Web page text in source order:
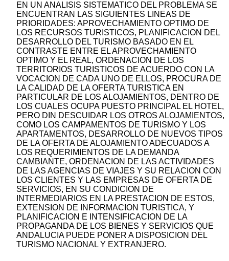
EN UN ANALISIS SISTEMATICO DEL PROBLEMA SE
ENCUENTRAN LAS SIGUIENTES LINEAS DE
PRIORIDADES: APROVECHAMIENTO OPTIMO DE
LOS RECURSOS TURISTICOS, PLANIFICACION DEL
DESARROLLO DEL TURISMO BASADO EN EL
CONTRASTE ENTRE EL APROVECHAMIENTO
OPTIMO Y EL REAL, ORDENACION DE LOS
TERRITORIOS TURISTICOS DE ACUERDO CON LA
VOCACION DE CADA UNO DE ELLOS, PROCURA DE
LA CALIDAD DE LA OFERTA TURISTICA EN
PARTICULAR DE LOS ALOJAMIENTOS, DENTRO DE
LOS CUALES OCUPA PUESTO PRINCIPAL EL HOTEL,
PERO DIN DESCUIDAR LOS OTROS ALOJAMIENTOS,
COMO LOS CAMPAMENTOS DE TURISMO Y LOS
APARTAMENTOS, DESARROLLO DE NUEVOS TIPOS
DE LA OFERTA DE ALOJAMIENTO ADECUADOS A
LOS REQUERIMIENTOS DE LA DEMANDA
CAMBIANTE, ORDENACION DE LAS ACTIVIDADES
DE LAS AGENCIAS DE VIAJES Y SU RELACION CON
LOS CLIENTES Y LAS EMPRESAS DE OFERTA DE
SERVICIOS, EN SU CONDICION DE
INTERMEDIARIOS EN LA PRESTACION DE ESTOS,
EXTENSION DE INFORMACION TURISTICA, Y
PLANIFICACION E INTENSIFICACION DE LA
PROPAGANDA DE LOS BIENES Y SERVICIOS QUE
ANDALUCIA PUEDE PONER A DISPOSICION DEL
TURISMO NACIONAL Y EXTRANJERO.